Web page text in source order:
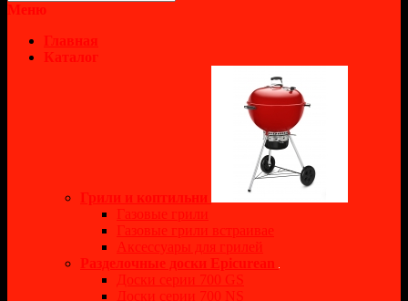
Меню
Главная
Каталог
Грили и коптильни
Газовые грили
Газовые грили встраивае
Аксессуары для грилей
Разделочные доски Epicurean
Доски серии 700 GS
Доски серии 700 NS